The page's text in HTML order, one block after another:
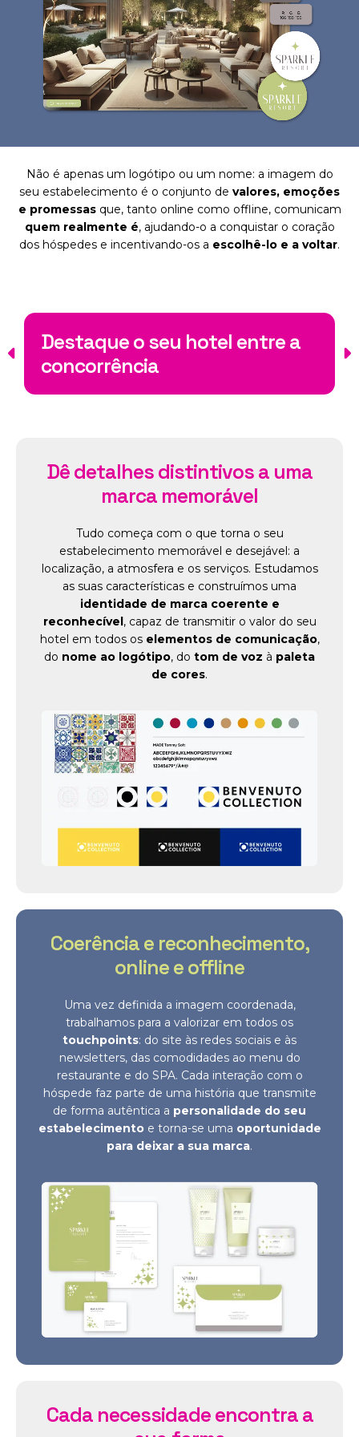
Não é apenas um logótipo ou um nome: a imagem do
seu estabelecimento é o conjunto de valores, emoções
e promessasque, tanto online como offline, comunicam
quem realmente é, ajudando-o a conquistar o coração
dos hóspedes e incentivando-os a escolhê-lo e a voltar.
Destaque o seu hotel entre a
concorrência
Dê detalhes distintivos a uma
marca memorável
Tudo começa com o que torna o seu
estabelecimento memorável e desejável: a
localização, a atmosfera e os serviços. Estudamos
as suas características e construímos uma
identidade de marca coerente e
reconhecível, capaz de transmitir o valor do seu
hotel em todos os elementos de comunicação,
do nome ao logótipo, do tom de voz à paleta
de cores.
Coerência e reconhecimento,
online e offline
Uma vez definida a imagem coordenada,
trabalhamos para a valorizar em todos os
touchpoints: do site às redes sociais e às
newsletters, das comodidades ao menu do
restaurante e do SPA. Cada interação com o
hóspede faz parte de uma história que transmite
de forma autêntica a personalidade do seu
estabelecimentoe torna-se uma oportunidade
para deixar a sua marca.
Cada necessidade encontra a